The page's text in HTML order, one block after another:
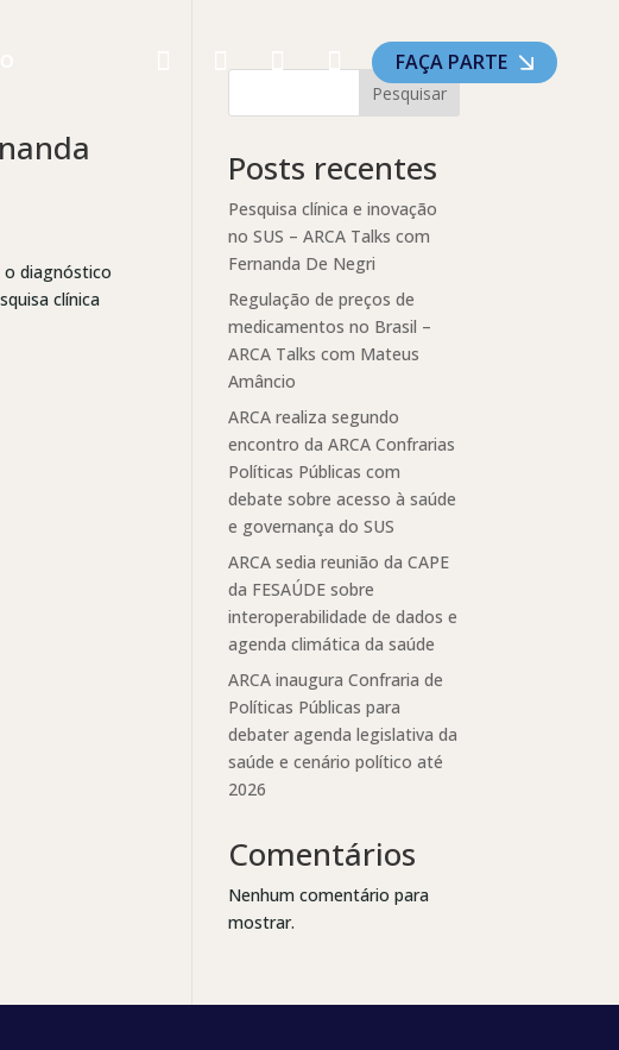
FAÇA PARTE
o diagnóstico
clínica
Pesquisar
Posts recentes
Pesquisa clínica e inovação
no SUS – ARCA Talks com
Fernanda De Negri
Regulação de preços de
medicamentos no Brasil –
ARCA Talks com Mateus
Amâncio
ARCA realiza segundo
encontro da ARCA Confrarias
Políticas Públicas com
debate sobre acesso à saúde
e governança do SUS
ARCA sedia reunião da CAPE
da FESAÚDE sobre
interoperabilidade de dados e
agenda climática da saúde
ARCA inaugura Confraria de
Políticas Públicas para
debater agenda legislativa da
saúde e cenário político até
2026
Comentários
Nenhum comentário para
mostrar.